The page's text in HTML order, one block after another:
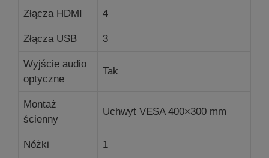
Złącza HDMI 4
Złącza USB 3
Wyjście audio
optyczne
Tak
Montaż
ścienny
Uchwyt VESA 400×300 mm
Nóżki 1